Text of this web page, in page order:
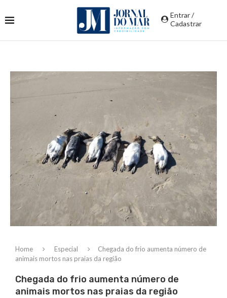
Entrar /
Cadastrar
Home Especial
Chegada do frio aumenta número de
animais mortos nas praias da região
Chegada do frio aumenta número de
animais mortos nas praias da região